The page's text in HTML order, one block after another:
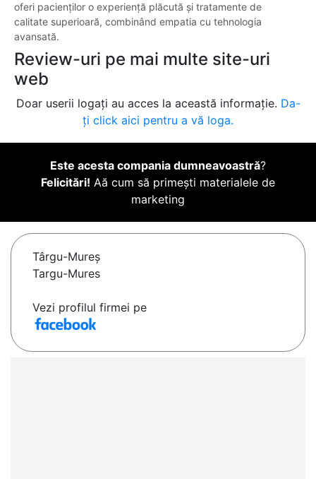
oferi pacienților o experiență plăcută și tratamente de
calitate superioară, combinând empatia cu tehnologia
avansată.
Review-uri pe mai multe site-uri
web
Doar userii logați au acces la această informație. Da-
ți click aici pentru a vă loga.
Este acesta compania dumneavoastră?
Felicitări! Aă cum să primești materialele de
marketing
Târgu-Mureş
Targu-Mures
Vezi profilul firmei pe